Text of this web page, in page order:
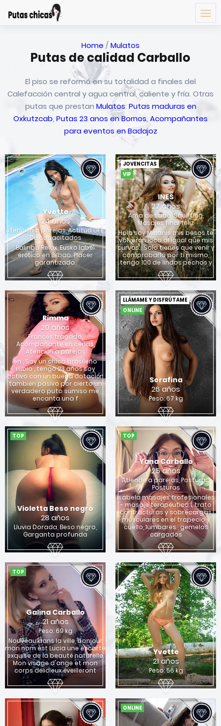
Home / Mulatos
Putas de calidad Carballo
El piso se reformó en su totalidad a finales del
Calefacción central y agua central, caliente y fría. Otras
putas que prestan Mulatos: Putas maduras en
Oxkutzcab, Putas 23 anos en Bornos, Acompañantes
para eventos en Badajoz
Yvette
24 años
Atención a parejas, Actitud GFE,
Discapacitados
Balinba Relax, Eusko label
erótico en Bilbao. Placer
garantizado.
VIP
JOVENCITAS
INES
27 años
Ama de sado, Squirting,
Masajes final feliz
Hola soy Melanie mis besos te
volverán loco al igual que mis
curvas... Solo tienes que venir y
comprobarlo por ti mismo,
tengo 100 de lindos pechos y
Rimma
20 años
Francés tragado,
Acompañante en cenas,
Atención a parejas
en , Soy un chico brasileño
rubio , tengo 23 años soy
activo con un buena dotación
también pasivo por cierto un
verdadero puto sumiso me
encanta una f
ONLINE
LLÁMAME Y DISFRÚTAME
Serafina
26 años
Peso: 67 kg
TOP
Violetta Beso negro
28 años
Lluvia Dorada, Beso negro,
Garganta profunda
TOP
Yana Carballo
25 años
Atiende a parejas, Posturas,
Posturas
isabela masajes frofesionales
- masaje terapéutico ( trato
contracturas y sobrecargas
musculares en el trapecio y
cuello, lumbares , gemelos
cargados
TOP
Galina Carballo
21 años
Peso: 69 kg
Nouveau dans la ville, bonjour
mon nom est Lucia une escorte
exquise de la beauté naturelle.
Mon visage d'ange et mon
corps délicieux éveilleront
Yvette
21 años
Peso: 56 kg
ONLINE